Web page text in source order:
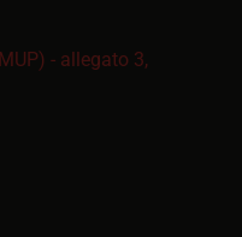
- allegato 3,